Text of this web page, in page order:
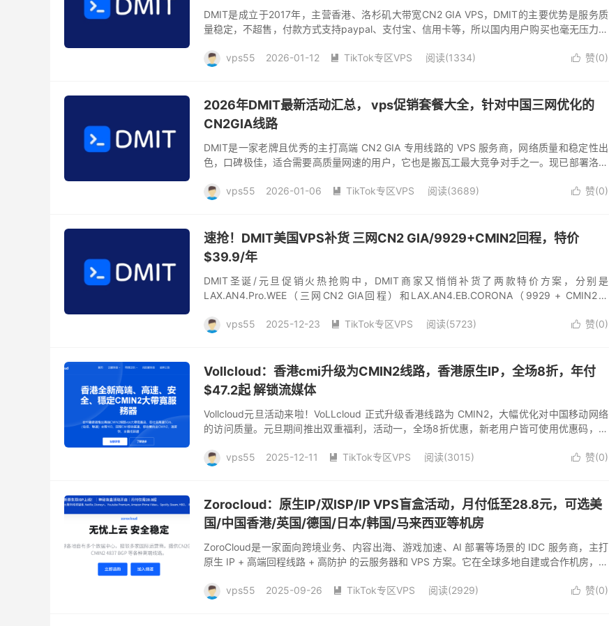
DMIT是成立于2017年，主营香港、洛杉矶大带宽CN2 GIA VPS，DMIT的主要优势是服务质
量稳定，不超售，付款方式支持paypal、支付宝、信用卡等，所以国内用户购买也毫无压力。
 赞(0)
vps55 2026-01-12  TikTok专区VPS 阅读(1334)
2026年DMIT最新活动汇总， vps促销套餐大全，针对中国三网优化的
CN2GIA线路
DMIT是一家老牌且优秀的主打高端 CN2 GIA 专用线路的 VPS 服务商，网络质量和稳定性出
色，口碑极佳，适合需要高质量网速的用户，它​也是搬瓦工最大竞争对手之一。现已部署洛杉
 赞(0)
vps55 2026-01-06  TikTok专区VPS 阅读(3689)
速抢！DMIT美国VPS补货 三网CN2 GIA/9929+CMIN2回程，特价
$39.9/年
DMIT圣诞/元旦促销火热抢购中，DMIT商家又悄悄补货了两款特价方案，分别是
LAX.AN4.Pro.WEE（三网CN2 GIA回程）和LAX.AN4.EB.CORONA（9929 + CMIN2回
 赞(0)
vps55 2025-12-23  TikTok专区VPS 阅读(5723)
Vollcloud：香港cmi升级为CMIN2线路，香港原生IP，全场8折，年付
$47.2起 解锁流媒体
Vollcloud元旦活动来啦！VoLLcloud 正式升级香港线路为 CMIN2，大幅优化对中国移动网络
的访问质量。元旦期间推出双重福利，活动一，全场8折优惠，新老用户皆可使用优惠码，购
 赞(0)
vps55 2025-12-11  TikTok专区VPS 阅读(3015)
Zorocloud：原生IP/双ISP/IP VPS盲盒活动，月付低至28.8元，可选美
国/中国香港/英国/德国/日本/韩国/马来西亚等机房
ZoroCloud是一家面向跨境业务、内容出海、游戏加速、AI 部署等场景的 IDC 服务商，主打
原生 IP + 高端回程线路 + 高防护 的云服务器和 VPS 方案。它在全球多地自建或合作机房，覆
 赞(0)
vps55 2025-09-26  TikTok专区VPS 阅读(2929)